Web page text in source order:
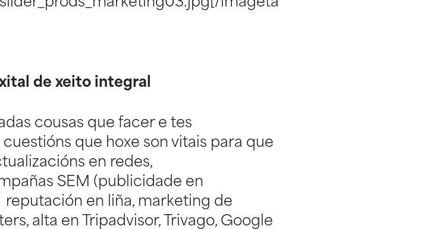
imageta
de xeito integral
cousas que facer e tes
que hoxe son vitais para que
en redes,
SEM (publicidade en
en liña, marketing de
alta en Tripadvisor, Trivago, Google